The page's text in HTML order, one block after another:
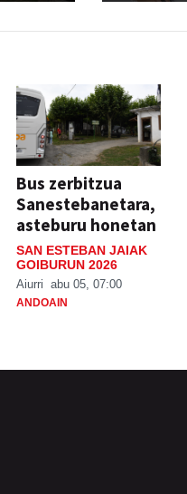
Bus zerbitzua
Sanestebanetara,
asteburu honetan
SAN ESTEBAN JAIAK
GOIBURUN 2026
Aiurri abu 05, 07:00
ANDOAIN